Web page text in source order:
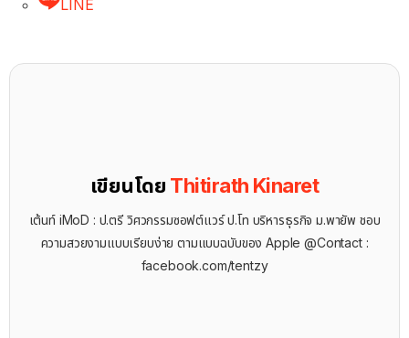
LINE
เขียนโดย Thitirath Kinaret
เต้นท์ iMoD : ป.ตรี วิศวกรรมซอฟต์แวร์ ป.โท บริหารธุรกิจ ม.พายัพ ชอบ
ความสวยงามแบบเรียบง่าย ตามแบบฉบับของ Apple @Contact :
facebook.com/tentzy